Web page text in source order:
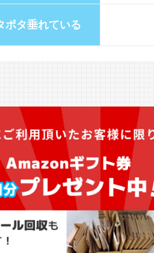
ポタ垂れている